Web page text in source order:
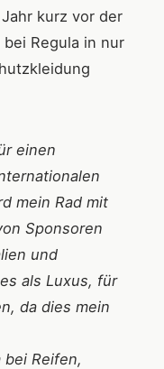
kurz vor der
Regula in nur
einen
mein Rad mit
Sponsoren
und
als Luxus, für
da dies mein
Reifen,